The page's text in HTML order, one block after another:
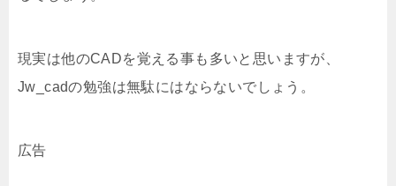
現実は他のCADを覚える事も多いと思いますが、
Jw_cadの勉強は無駄にはならないでしょう。
広告